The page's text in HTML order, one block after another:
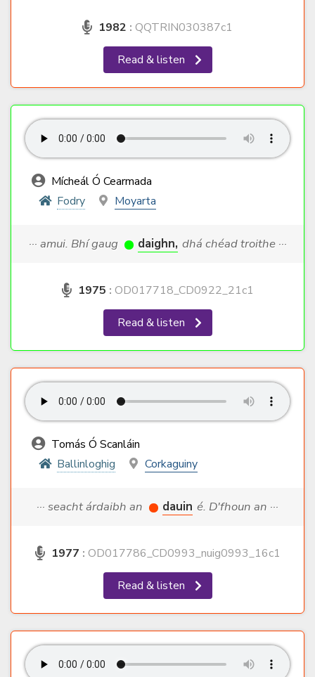
1982 : QQTRIN030387c1
Read & listen
Mícheál Ó Cearmada
Fodry
Moyarta
··· amui. Bhí gaug daighn, dhá chéad troithe ···
1975 : OD017718_CD0922_21c1
Read & listen
Tomás Ó Scanláin
Ballinloghig
Corkaguiny
··· seacht árdaibh an dauin é. D'fhoun an ···
1977 : OD017786_CD0993_nuig0993_16c1
Read & listen